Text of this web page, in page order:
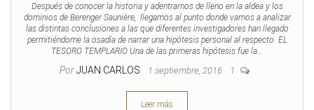
Después de conocer la historia y adentrarnos de lleno en la aldea y los
dominios de Berenger Saunière, llegamos al punto donde vamos a analizar
las distintas conclusiones a las que diferentes investigadores han llegado
permitiéndome la osadía de narrar una hipótesis personal al respecto. EL
TESORO TEMPLARIO Una de las primeras hipótesis fue la…
Por JUAN CARLOS 1 septiembre, 2016 1
Leer más